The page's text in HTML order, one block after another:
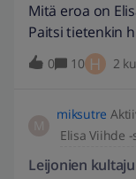
Mitä eroa on
Paitsi tietenkin
kytkypakettia
määräaika on
jotakin...
0 10 H 2
M
miksutre
Elisa Viihde
Leijonien